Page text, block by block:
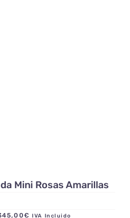
Mini Rosas Amarillas
€ Rango
IVA Incluido